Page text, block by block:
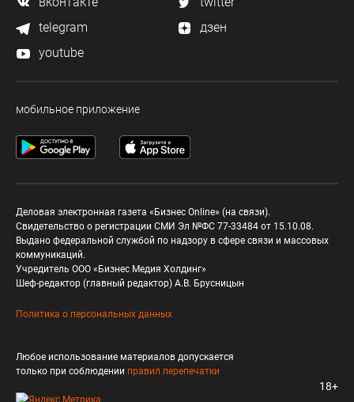
telegram
дзен
youtube
мобильное приложение
Деловая электронная газета «Бизнес Online» (на связи).
Свидетельство о регистрации СМИ Эл №ФС 77-33484 от 15.10.08.
Выдано федеральной службой по надзору в сфере связи и массовых
коммуникаций.
Учредитель ООО «Бизнес Медия Холдинг»
Шеф-редактор (главный редактор) А.В. Брусницын
Политика о персональных данных
Любое использование материалов допускается
только при соблюдении правил перепечатки
18+